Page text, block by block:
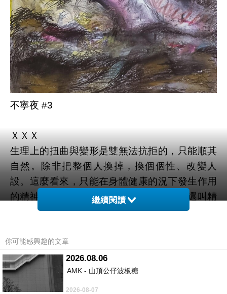
不寧夜 #3
ＸＸＸ
生理上的扭曲與變形是雙無法抗拒的，只能順其
自然。除非把整個人換掉，換個個性、改變人
設。這麼看來，只能在身體健康的況下發生作用
的精神，不就是身體的奴僕？這樣的精神還叫精
神嗎？
ＸＸＸ
我欲乘風歸去，奈何塵緣太重，載不動這許多牽
掛的身軀。
繼續閱讀
你可能感興趣的文章
2026.08.06
AMK - 山頂公仔波板糖
2026-08-07